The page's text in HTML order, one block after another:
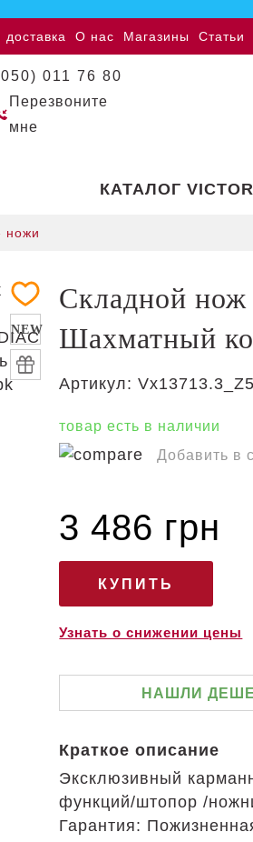
О нас Магазины Статьи
011 76 80
Перезвоните
мне
КАТАЛОГ
ножи
NEW
Складной
Шахматный
Артикул:
товар есть в наличии
Добавить в
3 486 грн
Узнать о снижении цены
НАШЛИ
Краткое описание
Эксклюзивный
функций/штопор /
Гарантия: